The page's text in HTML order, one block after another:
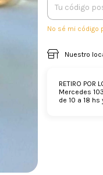
No sé mi código
Nuestro
RETIRO POR
Mercedes
de 10 a 18 hs